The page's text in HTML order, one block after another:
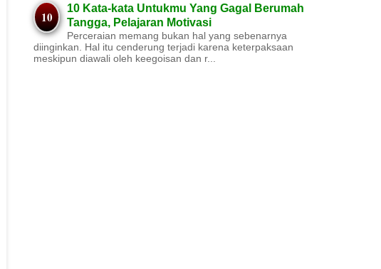
10 Kata-kata Untukmu Yang Gagal Berumah
Tangga, Pelajaran Motivasi
Perceraian memang bukan hal yang sebenarnya
diinginkan. Hal itu cenderung terjadi karena keterpaksaan
meskipun diawali oleh keegoisan dan r...